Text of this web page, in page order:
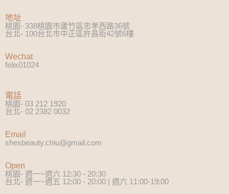
地址
桃園- 338桃園市蘆竹區忠孝西路36號
台北- 100台北市中正區許昌街42號6樓
Wechat
felix01024
電話
桃園- 03 212 1920
台北- 02 2382 0032
Email
shesbeauty.chiu@gmail.com
Open
桃園- 週一~週六 12:30 - 20:30
台北- 週一~週五 12:00 - 20:00 | 週六 11:00-19:00